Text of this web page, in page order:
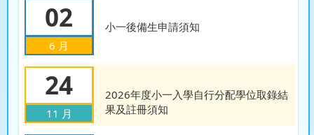
02
6 月
小一後備生申請須知
24
11 月
2026年度小一入學自行分配學位取錄結
果及註冊須知